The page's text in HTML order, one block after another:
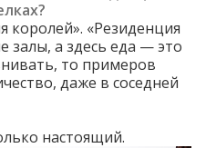
королей». «Резиденция
залы, а здесь еда — это
то примеров
даже в соседней
настоящий.